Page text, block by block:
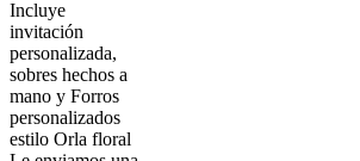
Incluye
invitación
personalizada,
sobres hechos a
mano y Forros
personalizados
estilo Orla floral